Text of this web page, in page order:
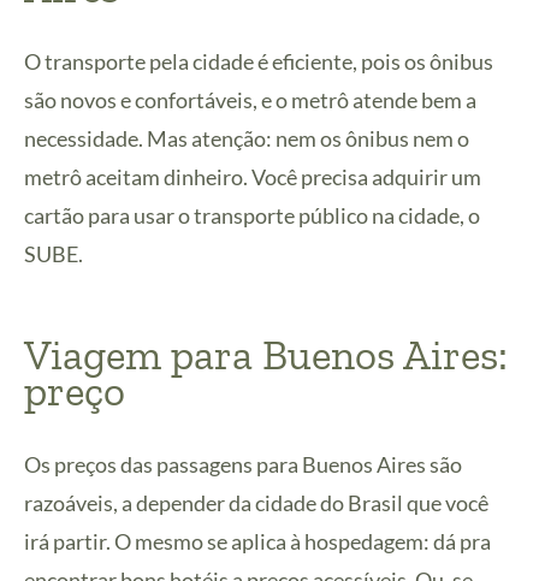
O transporte pela cidade é eficiente, pois os ônibus
são novos e confortáveis, e o metrô atende bem a
necessidade. Mas atenção: nem os ônibus nem o
metrô aceitam dinheiro. Você precisa adquirir um
cartão para usar o transporte público na cidade, o
SUBE.
Viagem para Buenos Aires:
preço
Os preços das passagens para Buenos Aires são
razoáveis, a depender da cidade do Brasil que você
irá partir. O mesmo se aplica à hospedagem: dá pra